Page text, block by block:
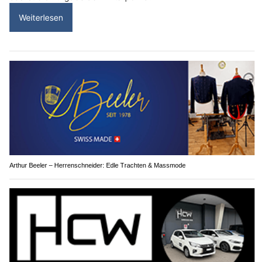
Weiterlesen
Arthur Beeler – Herrenschneider: Edle Trachten & Massmode